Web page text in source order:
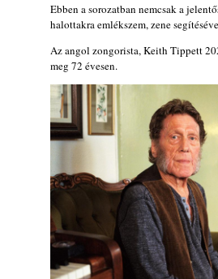
Jazz-rock albumok 1983-
„Out like a Light”
2026. augusztus 05.
Jazz-rock albumok 1982-ből
„Shinola”
2026. augusztus 04.
Kikkel beszéltem 2.0 – 5.
2026. augusztus 04.
Lemezek a hatvanas-
rész: Irving Ashby – Memoirs
2026. augusztus 04.
10 éve halt meg lapunk
helyettese, Csányi Attila
2026. augusztus 04.
Ebben a sorozatban nemcsak a
halottakra emlékszem, zene
Az angol zongorista, Keith Tippett
meg 72 évesen.